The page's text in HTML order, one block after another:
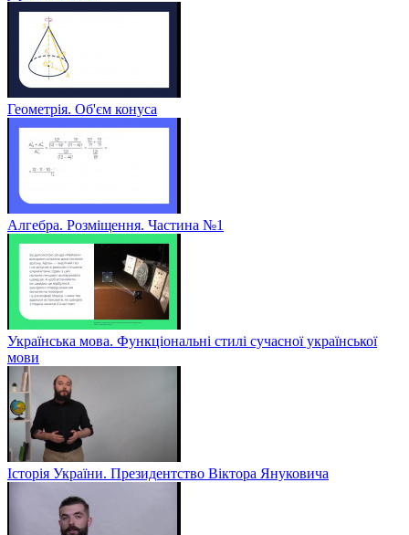
Геометрія. Об'єм конуса
Алгебра. Розміщення. Частина №1
Українська мова. Функціональні стилі сучасної української
мови
Історія України. Президентство Віктора Януковича